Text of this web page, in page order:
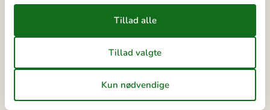
vælger at lave, er det de fælles oplevelser, der skaber de
bedste minder. Når I samles omkring et måltid eller en
oplevelse, er det jeres unikke fortællinger og grin, der binder
jer sammen og skaber dyrebare minder.
Book dit sommerhus nu